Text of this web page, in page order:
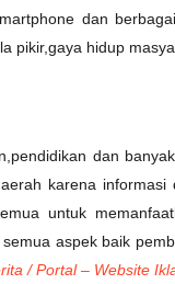
dan
pikir,gaya hidup
dan
karena informasi
untuk
aspek baik
/ Portal – Website